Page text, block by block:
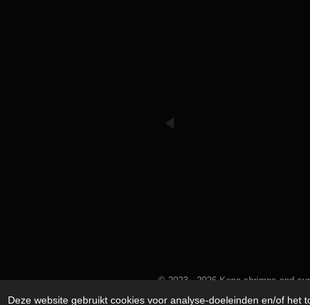
Deze website gebruikt cookies voor analyse-doeleinden en/of
© 2023 - 2026 Kena shrimps and